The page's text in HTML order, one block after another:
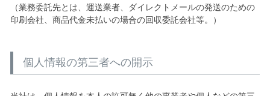
（業務委託先とは、運送業者、ダイレクトメールの発送のための
印刷会社、商品代金未払いの場合の回収委託会社等。）
個人情報の第三者への開示